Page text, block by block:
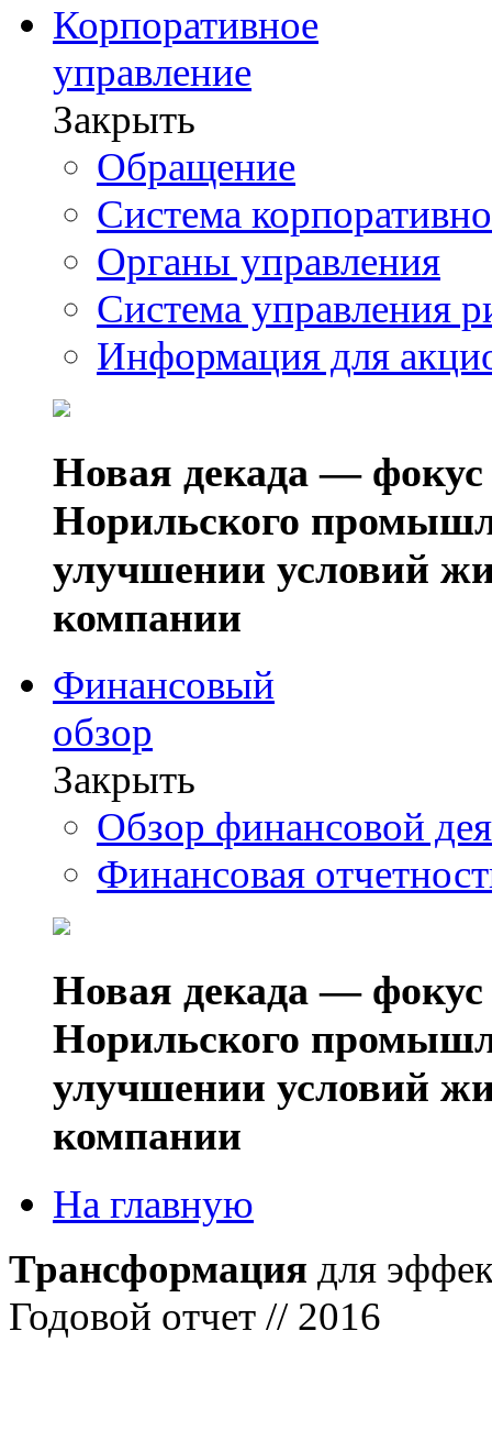
Корпоративное
управление
Закрыть
Обращение
Система
Органы управления
Система управления
Информация для
Новая декада — фокус
Норильского
улучшении условий
компании
Финансовый
обзор
Закрыть
Обзор финансовой
Финансовая
Новая декада — фокус
Норильского
улучшении условий
компании
На главную
Трансформация для
Годовой отчет // 2016